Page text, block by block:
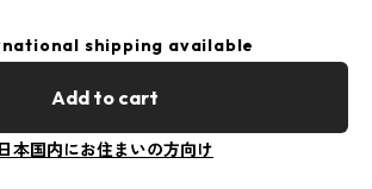
shipping available
Add to cart
日本国内にお住まいの方向け